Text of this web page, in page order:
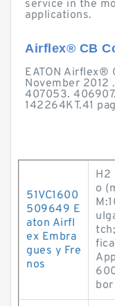
service in the
applications.
Airflex® CB
EATON Airflex®
November 2012
407053.
142264KT.41
51VC1600
509649 E
aton Airfl
ex Embra
gues y Fre
nos
H2
o